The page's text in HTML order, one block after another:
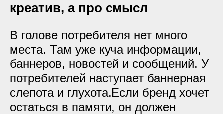
креатив, а про смысл
В голове потребителя нет много
места. Там уже куча информации,
баннеров, новостей и сообщений. У
потребителей наступает баннерная
слепота и глухота.Если бренд хочет
остаться в памяти, он должен